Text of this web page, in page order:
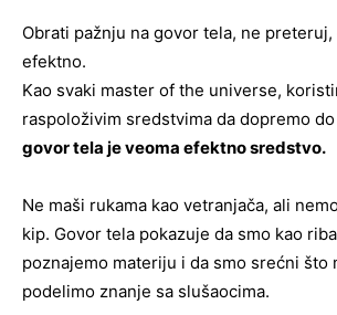
Obrati pažnju na govor tela, ne
efektno.
Kao svaki master of the universe,
raspoloživim sredstvima da dopremo
govor tela je veoma efektno sredstvo.
Ne maši rukama kao vetranjača, ali
kip. Govor tela pokazuje da smo kao
poznajemo materiju i da smo srećni što
podelimo znanje sa slušaocima.